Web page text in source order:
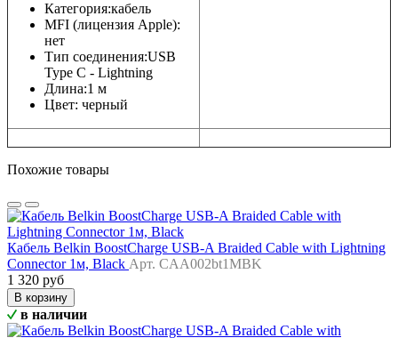
Категория:кабель
MFI (лицензия Apple):
нет
Тип соединения:USB
Type C - Lightning
Длина:1 м
Цвет: черный
Похожие товары
Кабель Belkin BoostCharge USB-A Braided Cable with Lightning
Connector 1м, Black Арт. CAA002bt1MBK
1 320 руб
В корзину
в наличии